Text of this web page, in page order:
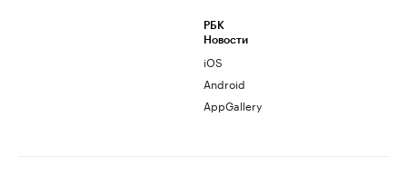
РБК
Новости
iOS
Android
AppGallery